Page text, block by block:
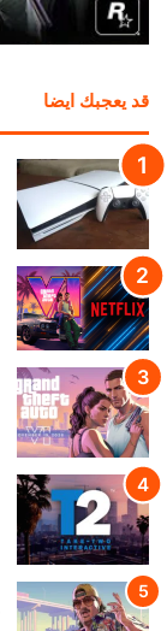
قد يعجبك ايضا